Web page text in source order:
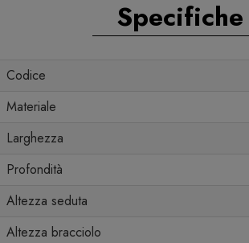
Specifiche
Codice
Materiale
Larghezza
Profondità
Altezza seduta
Altezza bracciolo